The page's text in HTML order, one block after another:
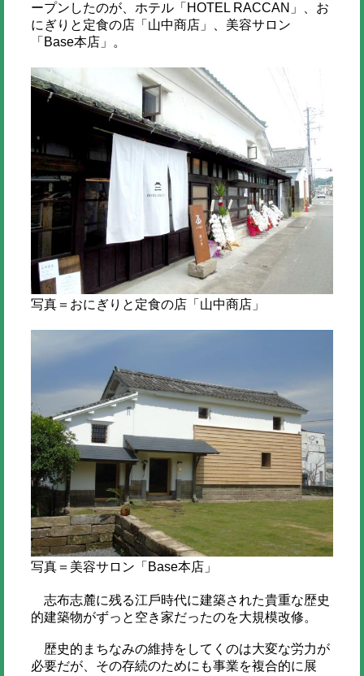
ープンしたのが、ホテル「HOTEL RACCAN」、お
にぎりと定食の店「山中商店」、美容サロン
「Base本店」。
写真＝おにぎりと定食の店「山中商店」
写真＝美容サロン「Base本店」
志布志麓に残る江戶時代に建築された貴重な歴史
的建築物がずっと空き家だったのを大規模改修。
歴史的まちなみの維持をしてくのは大変な労力が
必要だが、その存続のためにも事業を複合的に展